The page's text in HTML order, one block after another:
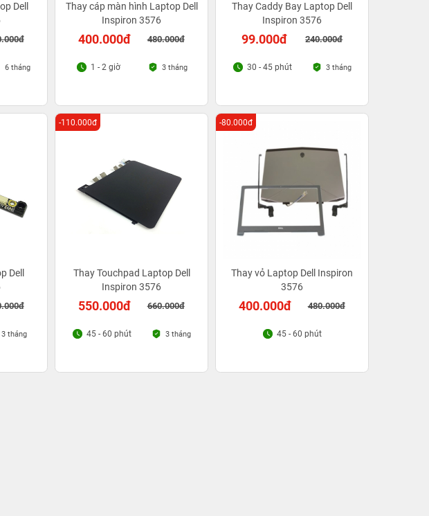
Dell
6 tháng
Thay cáp màn hình Laptop Dell
Inspiron 3576
400.000đ 480.000đ
1 - 2 giờ 3 tháng
Thay Caddy Bay Laptop Dell
Inspiron 3576
99.000đ 240.000đ
30 - 45 phút 3 tháng
Dell
3 tháng
Thay Touchpad Laptop Dell
Inspiron 3576
550.000đ 660.000đ
-110.000đ
45 - 60 phút 3 tháng
Thay vỏ Laptop Dell Inspiron
3576
400.000đ 480.000đ
-80.000đ
45 - 60 phút